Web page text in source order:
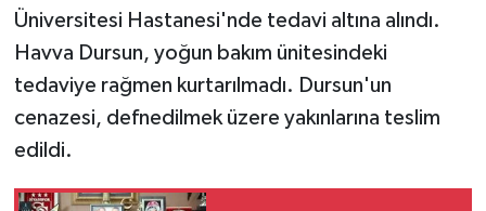
Üniversitesi Hastanesi'nde tedavi altına alındı.
Havva Dursun, yoğun bakım ünitesindeki
tedaviye rağmen kurtarılmadı. Dursun'un
cenazesi, defnedilmek üzere yakınlarına teslim
edildi.
İş Dünyası
Jandarma
Kadın